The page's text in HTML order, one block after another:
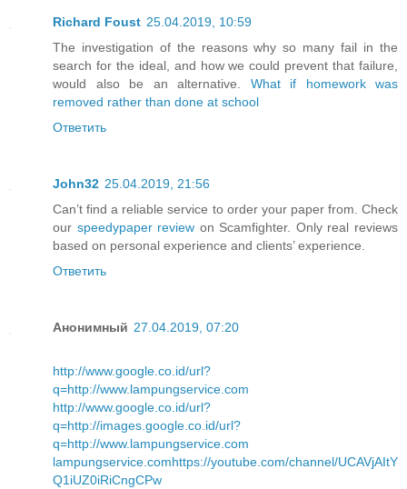
Richard Foust 25.04.2019, 10:59
The investigation of the reasons why so many fail in the
search for the ideal, and how we could prevent that failure,
would also be an alternative. What if homework was
removed rather than done at school
Ответить
John32 25.04.2019, 21:56
Can’t find a reliable service to order your paper from. Check
our speedypaper review on Scamfighter. Only real reviews
based on personal experience and clients’ experience.
Ответить
Анонимный 27.04.2019, 07:20
http://www.google.co.id/url?
q=http://www.lampungservice.com
http://www.google.co.id/url?
q=http://images.google.co.id/url?
q=http://www.lampungservice.com
lampungservice.comhttps://youtube.com/channel/UCAVjAItY
Q1iUZ0iRiCngCPw